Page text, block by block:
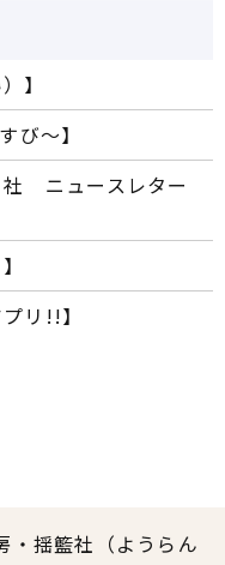
】
び～】
社 ニュースレター
リ!!】
揺籃社（ようらん